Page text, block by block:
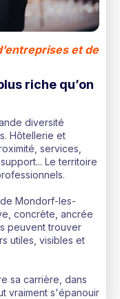
et de
riche qu’on
diversité
Hôtellerie et
services,
Le territoire
Mondorf-les-
concrète, ancrée
peuvent trouver
utiles, visibles et
sa carrière, dans
vraiment s'épanouir